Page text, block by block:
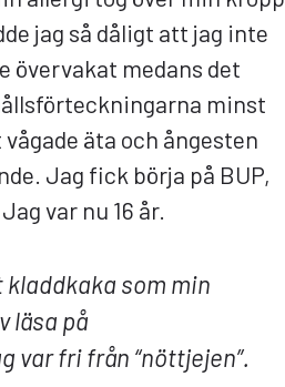
jag så dåligt att jag inte
övervakat medans det
minst
äta och ångesten
Jag fick börja på BUP,
var nu 16 år.
som min
läsa på
var fri från “nöttjejen”.